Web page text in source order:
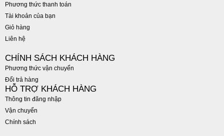
Phương thức thanh toán
Tài khoản của bạn
Giỏ hàng
Liên hệ
CHÍNH SÁCH KHÁCH HÀNG
Phương thức vận chuyển
Đổi trả hàng
HỖ TRỢ KHÁCH HÀNG
Thông tin đăng nhập
Vận chuyển
Chính sách